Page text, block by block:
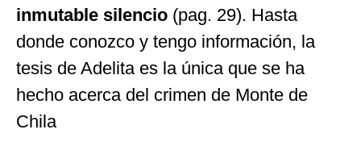
inmutable silencio (pag. 29). Hasta
donde conozco y tengo información, la
tesis de Adelita es la única que se ha
hecho acerca del crimen de Monte de
Chila